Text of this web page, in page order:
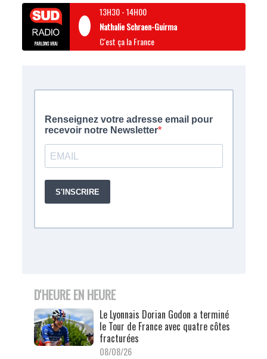
13H30-14H00
Nathalie Schraen-Guirma
C'est ça la France
D'HEURE EN HEURE
Le Lyonnais Dorian Godon a terminé
le Tour de France avec quatre côtes
fracturées
08/08/26